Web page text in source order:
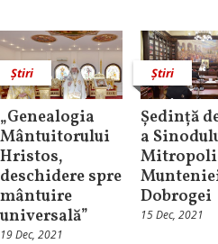
Știri
„Genealogia
Mântuitorului
Hristos,
deschidere spre
mântuire
universală”
19 Dec, 2021
Știri
Ședință
a
Dobrogei
15 Dec, 2021